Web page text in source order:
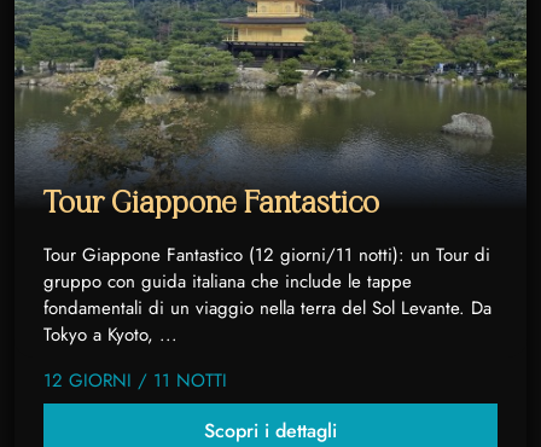
Tour Giappone Fantastico
Tour Giappone Fantastico (12 giorni/11 notti): un Tour di
gruppo con guida italiana che include le tappe
fondamentali di un viaggio nella terra del Sol Levante. Da
Tokyo a Kyoto, ...
12 GIORNI / 11 NOTTI
Scopri i dettagli